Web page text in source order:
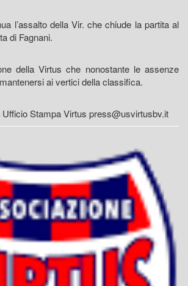
l’assalto della Vir. che chiude la partita al
di Fagnani.
della Virtus che nonostante le assenze
ai vertici della classifica.
Stampa Virtus press@usvirtusbv.it